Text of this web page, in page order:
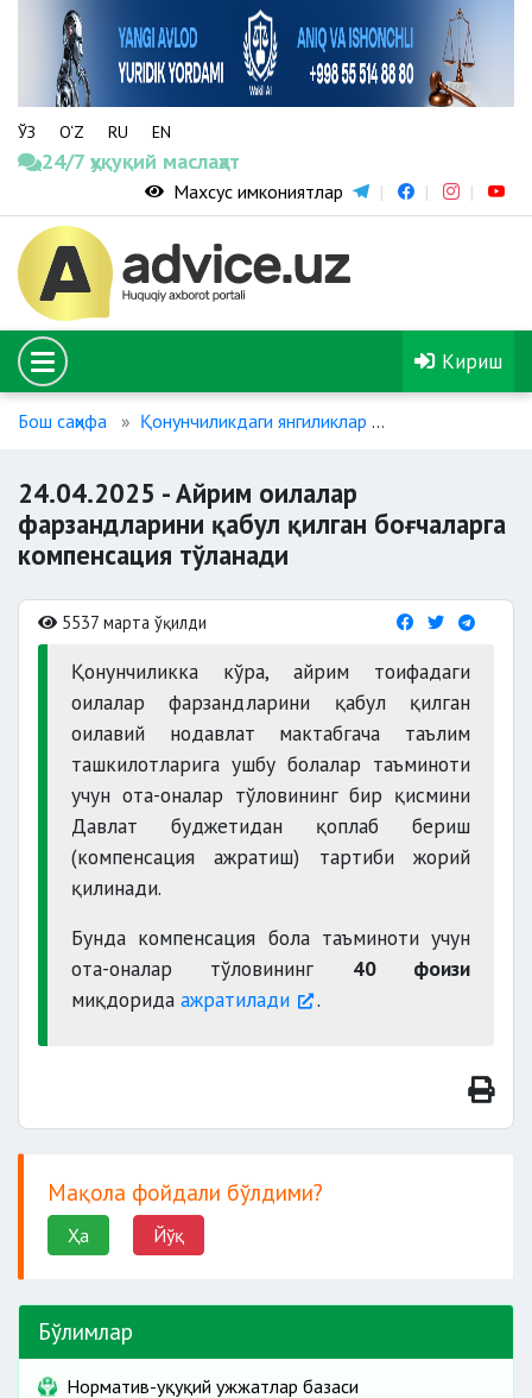
ЎЗ O‘Z RU EN
24/7 ҳуқуқий маслаҳат
Махсус имкониятлар
Кириш
Бош саҳифа Қонунчиликдаги янгиликлар
24.04.2025 - Айрим оилалар
фарзандларини қабул қилган боғчаларга
компенсация тўланади
5537 марта ўқилди
Қонунчиликка кўра, айрим тоифадаги
оилалар фарзандларини қабул қилган
оилавий нодавлат мактабгача таълим
ташкилотларига ушбу болалар таъминоти
учун ота-оналар тўловининг бир қисмини
Давлат буджетидан қоплаб бериш
(компенсация ажратиш) тартиби жорий
қилинади.
Бунда компенсация бола таъминоти учун
ота-оналар тўловининг 40 фоизи
миқдорида ажратилади .
Мақола фойдали бўлдими?
Ҳа Йўқ
Бўлимлар
Норматив-ҳуқуқий ҳужжатлар базаси